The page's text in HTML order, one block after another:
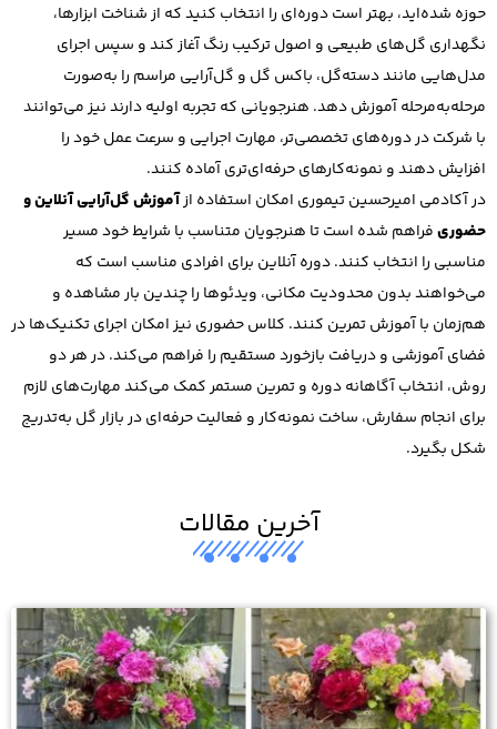
حوزه شده‌اید، بهتر است دوره‌ای را انتخاب کنید که از شناخت ابزارها،
نگهداری گل‌های طبیعی و اصول ترکیب رنگ آغاز کند و سپس اجرای
مدل‌هایی مانند دسته‌گل، باکس گل و گل‌آرایی مراسم را به‌صورت
مرحله‌به‌مرحله آموزش دهد. هنرجویانی که تجربه اولیه دارند نیز می‌توانند
با شرکت در دوره‌های تخصصی‌تر، مهارت اجرایی و سرعت عمل خود را
افزایش دهند و نمونه‌کارهای حرفه‌ای‌تری آماده کنند.
در آکادمی امیرحسین تیموری امکان استفاده ازآموزش گل‌آرایی آنلاین و
حضوریفراهم شده است تا هنرجویان متناسب با شرایط خود مسیر
مناسبی را انتخاب کنند. دوره آنلاین برای افرادی مناسب است که
می‌خواهند بدون محدودیت مکانی، ویدئوها را چندین بار مشاهده و
هم‌زمان با آموزش تمرین کنند. کلاس حضوری نیز امکان اجرای تکنیک‌ها در
فضای آموزشی و دریافت بازخورد مستقیم را فراهم می‌کند. در هر دو
روش، انتخاب آگاهانه دوره و تمرین مستمر کمک می‌کند مهارت‌های لازم
برای انجام سفارش، ساخت نمونه‌کار و فعالیت حرفه‌ای در بازار گل به‌تدریج
شکل بگیرد.
آخرین مقالات